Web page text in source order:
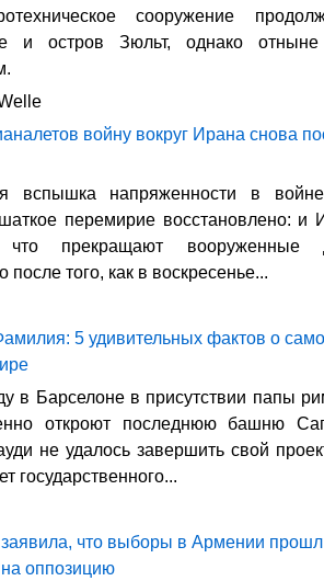
сооружение
и остров Зюльт, однако
войну вокруг Ирана снова
вспышка напряженности в
перемирие восстановлено: и
что прекращают вооруженные
после того, как в воскресенье...
5 удивительных фактов о
в Барселоне в присутствии папы
откроют последнюю башню
не удалось завершить свой
государственного...
что выборы в Армении
оппозицию